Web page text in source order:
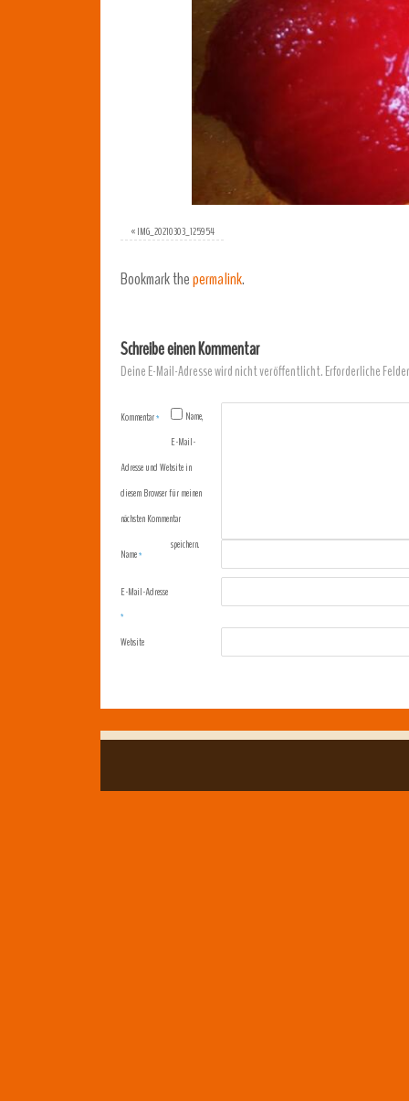
«IMG_20210303_125954
Bookmark thepermalink.
Schreibe einen Kommentar
Deine E-Mail-Adresse wird nicht veröffentlicht.Erforderliche
Kommentar*
Name*
E-Mail-Adresse
*
Website
Name,
E-Mail-
Adresse und Website in
diesem Browser für meinen
nächsten Kommentar
speichern.